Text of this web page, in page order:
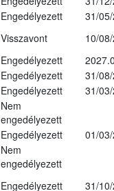
Engedélyezett
31/
Visszavont
10/
Engedélyezett
Engedélyezett
31/
Engedélyezett
31/
Nem
engedélyezett
Engedélyezett
01/
Nem
engedélyezett
Engedélyezett 31/